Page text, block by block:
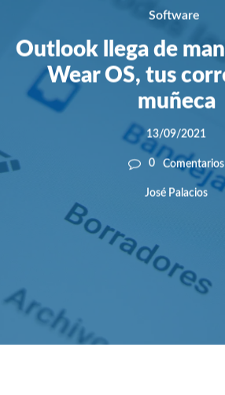
Software
Outlook llega de
Wear OS, tus
muñeca
13/09/2021
0 Comentarios
José Palacios